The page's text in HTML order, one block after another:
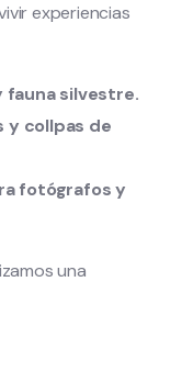
experiencias
fauna silvestre.
y collpas de
fotógrafos y
una